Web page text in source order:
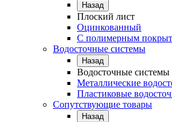
Назад
Плоский лист
Оцинкованный
С полимерным
Водосточные системы
Назад
Водосточные системы
Металлические
Пластиковые
Сопутствующие товары
Назад